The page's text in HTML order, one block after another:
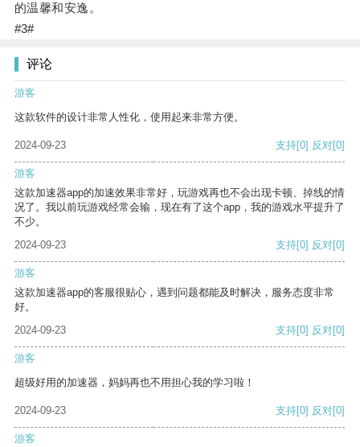
的温馨和安逸。
#3#
评论
游客
这款软件的设计非常人性化，使用起来非常方便。
2024-09-23 支持[0] 反对[0]
游客
这款加速器app的加速效果非常好，玩游戏再也不会出现卡顿、掉线的情
况了。我以前玩游戏经常会输，现在有了这个app，我的游戏水平提升了
不少。
2024-09-23
支持[0] 反对[0]
游客
这款加速器app的客服很贴心，遇到问题都能及时解决，服务态度非常
好。
2024-09-23
支持[0] 反对[0]
游客
超级好用的加速器，妈妈再也不用担心我的学习啦！
2024-09-23 支持[0] 反对[0]
游客